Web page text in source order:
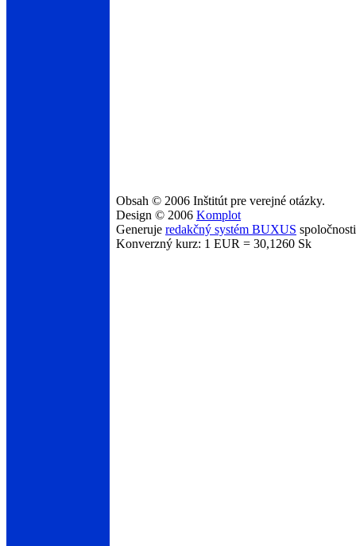
Obsah © 2006 Inštitút pre verejné otázky.
Design © 2006 Komplot
Generuje redakčný systém BUXUS
Konverzný kurz: 1 EUR = 30,1260 Sk